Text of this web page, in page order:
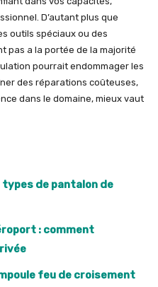
D’autant plus que
outils spéciaux ou des
pas a la portée de la majorité
pourrait endommager les
des réparations coûteuses,
dans le domaine, mieux vaut
de pantalon de
: comment
feu de croisement